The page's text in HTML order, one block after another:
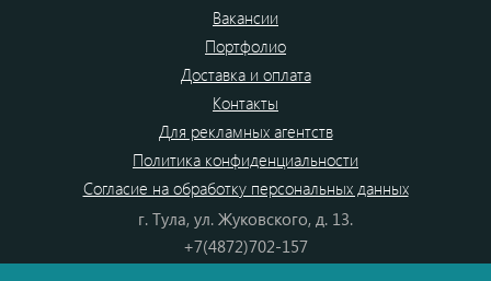
Вакансии
Портфолио
Доставка и оплата
Контакты
Для рекламных агентств
Политика конфиденциальности
Согласие на обработку персональных данных
г. Тула, ул. Жуковского, д. 13.
+7(4872)702-157